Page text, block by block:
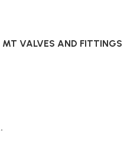
MT VALVES AND FITTINGS